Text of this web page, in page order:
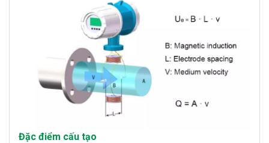
Đặc điểm cấu tạo